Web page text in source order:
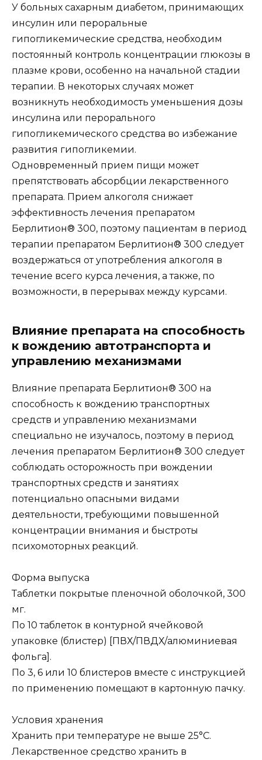
У больных сахарным диабетом, принимающих
инсулин или пероральные
гипогликемические средства, необходим
постоянный контроль концентрации глюкозы в
плазме крови, особенно на начальной стадии
терапии. В некоторых случаях может
возникнуть необходимость уменьшения дозы
инсулина или перорального
гипогликемического средства во избежание
развития гипогликемии.
Одновременный прием пищи может
препятствовать абсорбции лекарственного
препарата. Прием алкоголя снижает
эффективность лечения препаратом
Берлитион® 300, поэтому пациентам в период
терапии препаратом Берлитион® 300 следует
воздержаться от употребления алкоголя в
течение всего курса лечения, а также, по
возможности, в перерывах между курсами.
Влияние препарата на способность
к вождению автотранспорта и
управлению механизмами
Влияние препарата Берлитион® 300 на
способность к вождению транспортных
средств и управлению механизмами
специально не изучалось, поэтому в период
лечения препаратом Берлитион® 300 следует
соблюдать осторожность при вождении
транспортных средств и занятиях
потенциально опасными видами
деятельности, требующими повышенной
концентрации внимания и быстроты
психомоторных реакций.
Форма выпуска
Таблетки покрытые пленочной оболочкой, 300
мг.
По 10 таблеток в контурной ячейковой
упаковке (блистер) [ПВХ/ПВДХ/алюминиевая
фольга].
По 3, 6 или 10 блистеров вместе с инструкцией
по применению помещают в картонную пачку.
Условия хранения
Хранить при температуре не выше 25°C.
Лекарственное средство хранить в